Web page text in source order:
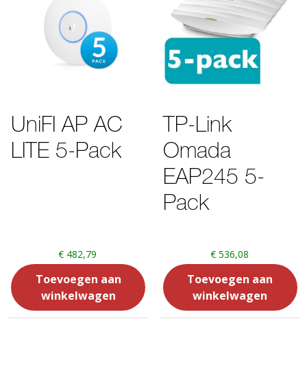
UniFI AP AC
LITE 5-Pack
€ 482,79
Toevoegen aan
winkelwagen
TP-Link
Omada
EAP245 5-
Pack
€536,08
Toevoegen aan
winkelwagen